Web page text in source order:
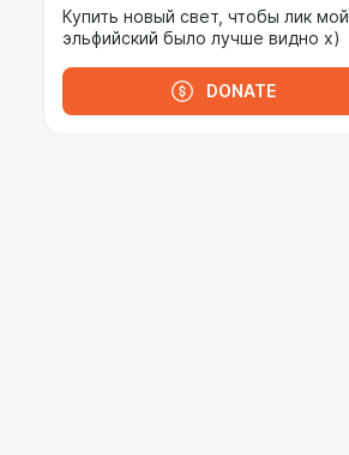
Купить новый свет, чтобы лик мой
эльфийский было лучше видно х)
DONATE